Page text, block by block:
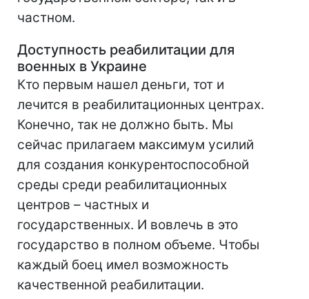
частном.
Доступность реабилитации для
военных в Украине
Кто первым нашел деньги, тот и
лечится в реабилитационных центрах.
Конечно, так не должно быть. Мы
сейчас прилагаем максимум усилий
для создания конкурентоспособной
среды среди реабилитационных
центров – частных и
государственных. И вовлечь в это
государство в полном объеме. Чтобы
каждый боец имел возможность
качественной реабилитации.